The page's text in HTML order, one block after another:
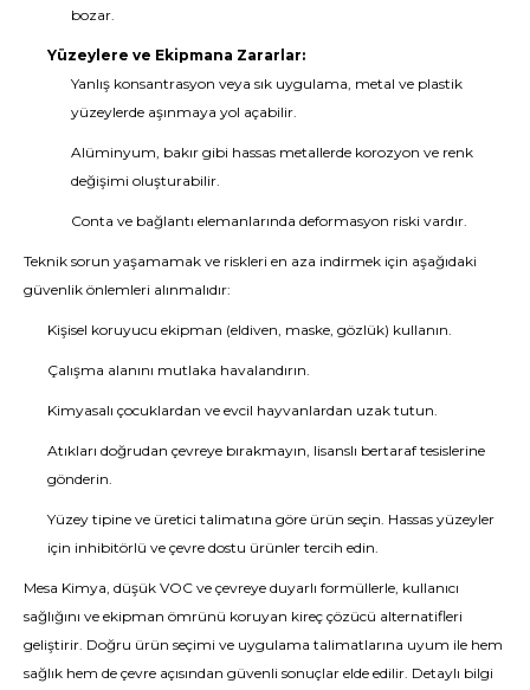
bozar.
Yüzeylere ve Ekipmana Zararlar:
Yanlış konsantrasyon veya sık uygulama, metal ve plastik
yüzeylerde aşınmaya yol açabilir.
Alüminyum, bakır gibi hassas metallerde korozyon ve renk
değişimi oluşturabilir.
Conta ve bağlantı elemanlarında deformasyon riski vardır.
Teknik sorun yaşamamak ve riskleri en aza indirmek için aşağıdaki
güvenlik önlemleri alınmalıdır:
Kişisel koruyucu ekipman (eldiven, maske, gözlük) kullanın.
Çalışma alanını mutlaka havalandırın.
Kimyasalı çocuklardan ve evcil hayvanlardan uzak tutun.
Atıkları doğrudan çevreye bırakmayın, lisanslı bertaraf tesislerine
gönderin.
Yüzey tipine ve üretici talimatına göre ürün seçin. Hassas yüzeyler
için inhibitörlü ve çevre dostu ürünler tercih edin.
Mesa Kimya, düşük VOC ve çevreye duyarlı formüllerle, kullanıcı
sağlığını ve ekipman ömrünü koruyan kireç çözücü alternatifleri
geliştirir. Doğru ürün seçimi ve uygulama talimatlarına uyum ile hem
sağlık hem de çevre açısından güvenli sonuçlar elde edilir. Detaylı bilgi